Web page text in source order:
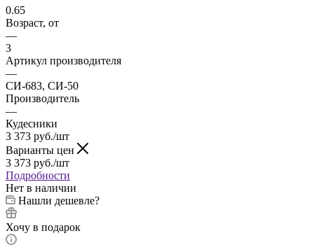
0.65
Возраст, от
—
3
Артикул производителя
—
СИ-683, СИ-50
Производитель
—
Кудесники
3 373 руб./шт
Варианты цен
3 373 руб./шт
Подробности
Нет в наличии
Нашли дешевле?
Хочу в подарок